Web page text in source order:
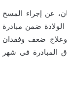
عن إجراء المسح
و438 طفل حديث الولادة ضمن مبادرة
وعلاج ضعف وفقدان
المبادرة فى شهر